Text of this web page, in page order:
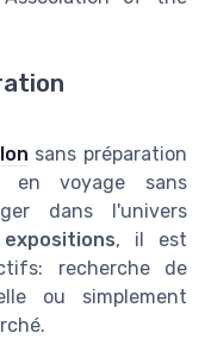
sans préparation
en voyage sans
dans l'univers
, il est
recherche de
ou simplement